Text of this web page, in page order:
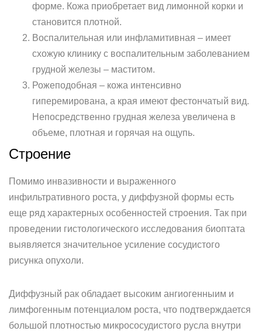
форме. Кожа приобретает вид лимонной корки и
становится плотной.
Воспалительная или инфламитивная – имеет
схожую клинику с воспалительным заболеванием
грудной железы – маститом.
Рожеподобная – кожа интенсивно
гиперемирована, а края имеют фестончатый вид.
Непосредственно грудная железа увеличена в
объеме, плотная и горячая на ощупь.
Строение
Помимо инвазивности и выраженного
инфильтративного роста, у диффузной формы есть
еще ряд характерных особенностей строения. Так при
проведении гистологического исследования биоптата
выявляется значительное усиление сосудистого
рисунка опухоли.
Диффузный рак обладает высоким ангиогенныим и
лимфогенным потенциалом роста, что подтверждается
большой плотностью микрососудистого русла внутри